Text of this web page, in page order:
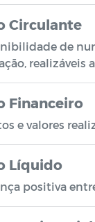
Circulante
de
realizáveis
Financeiro
e valores
Líquido
positiva